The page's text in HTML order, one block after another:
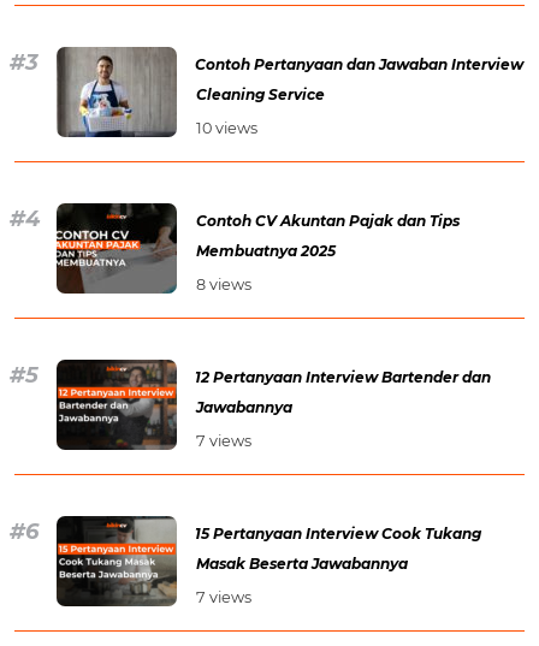
Contoh Pertanyaan dan Jawaban Interview
Cleaning Service
10 views
Contoh CV Akuntan Pajak dan Tips
Membuatnya 2025
8 views
12 Pertanyaan Interview Bartender dan
Jawabannya
7 views
15 Pertanyaan Interview Cook Tukang
Masak Beserta Jawabannya
7 views